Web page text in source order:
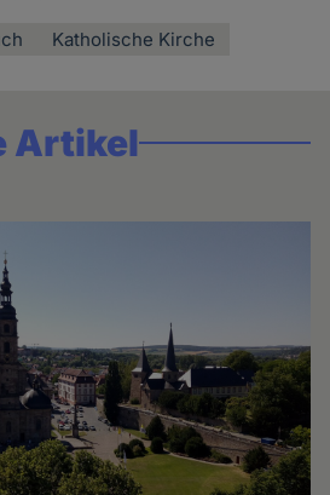
Katholische Kirche
Artikel